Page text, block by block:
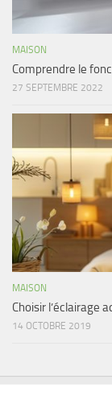
MAISON
Comprendre le
27 SEPTEMBRE 2022
MAISON
Choisir l’éclairage
14 OCTOBRE 2019